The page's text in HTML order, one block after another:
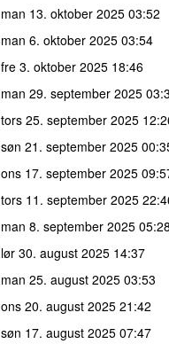
man 13. oktober 2025 03:52
man 6. oktober 2025 03:54
fre 3. oktober 2025 18:46
man 29. september 2025
tors 25. september 2025
søn 21. september 2025
ons 17. september 2025
tors 11. september 2025
man 8. september 2025 05:28
lør 30. august 2025 14:37
man 25. august 2025 03:53
ons 20. august 2025 21:42
søn 17. august 2025 07:47